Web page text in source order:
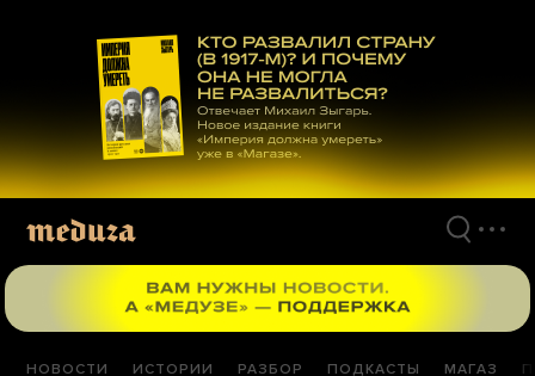
материалам
НОВОСТИ ИСТОРИИ РАЗБОР ПОДКАСТЫ МАГАЗ